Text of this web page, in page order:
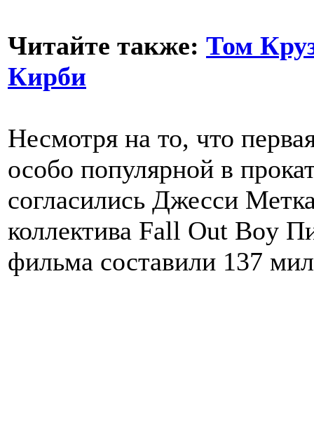
Читайте также: Том
Кирби
Несмотря на то, что
особо популярной в
согласились Джесси
коллектива Fall Out Boy
фильма составили 137